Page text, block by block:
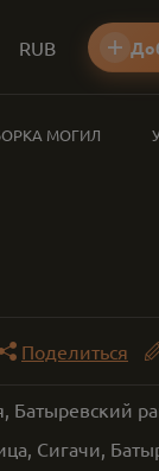
RUB
МОГИЛ
Поделиться
Батыревский
Сигачи,